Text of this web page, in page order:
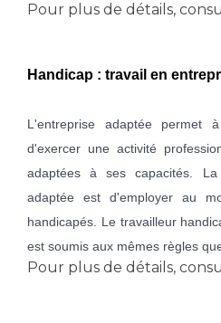
Maternité Hôpital
Vos représentants
Adresser un examen au
Presse / Multimédia
Communiqués de presse
Dossiers de presse
Médiathèque
Pour plus de détails,
Handicap : travail en
L'entreprise adaptée permet
d'exercer une activité
adaptées à ses capacités.
adaptée est d'employer au
handicapés. Le travailleur
est soumis aux mêmes règles
Pour plus de détails,